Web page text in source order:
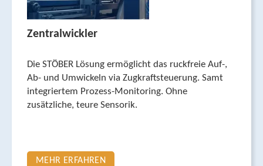
Zentralwickler
Die STÖBER Lösung ermöglicht das ruckfreie Auf-,
Ab- und Umwickeln via Zugkraftsteu­erung. Samt
integriertem Prozess-Monitoring. Ohne
zusätzliche, teure Sensorik.
MEHR ERFAHREN